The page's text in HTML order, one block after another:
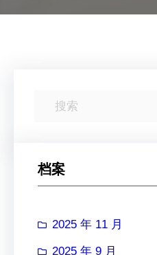
档案
2025 年 11 月
2025 年 9 月